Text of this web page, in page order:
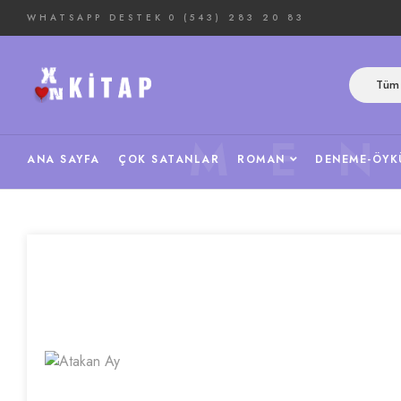
WHATSAPP DESTEK 0 (543) 283 20 83
ANA SAYFA ÇOK SATANLAR ROMAN DENEME-